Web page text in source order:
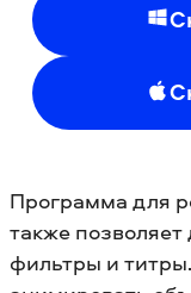
Программа для
также
фильтры и